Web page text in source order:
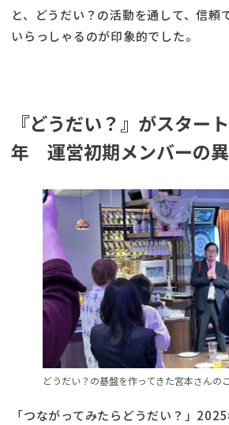
と、どうだい？の活動を通して、信頼
いらっしゃるのが印象的でした。
『どうだい？』がスター
年 運営初期メンバーの
どうだい？の基盤を作ってきた宮本さんの
「つながってみたらどうだい？」